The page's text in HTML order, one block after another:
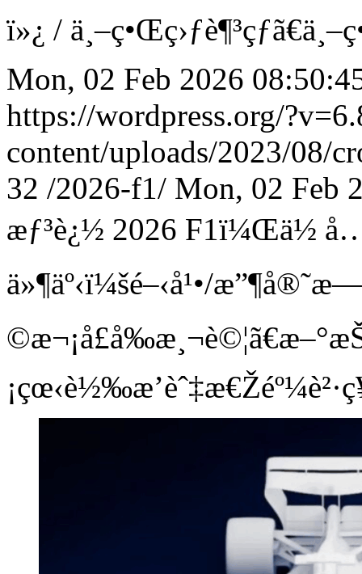
ï»¿ /
Mon, 02 Feb 2026
https://wordpress.org/
content/uploads/2023/08/
32 /2026-f1/ Mon, 02 Feb
æƒ³è¿½ 2026 F1ï¼Œä½
ä»¶äº‹ï¼šé–‹å¹•/